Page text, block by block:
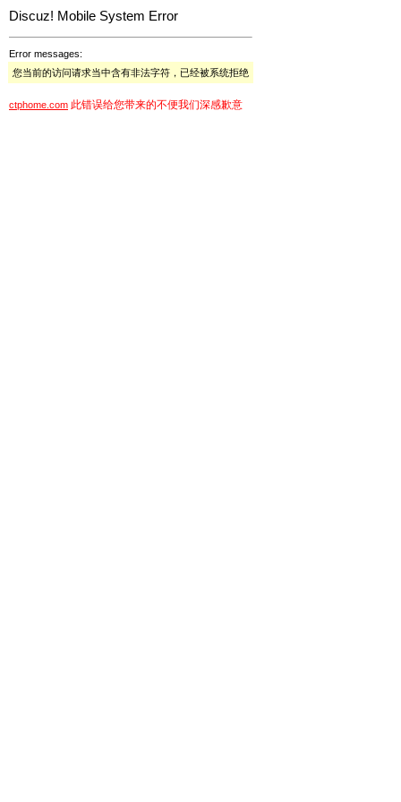
Discuz! Mobile System Error
Error messages:
您当前的访问请求当中含有非法字符，已经被系统拒绝
ctphome.com 此错误给您带来的不便我们深感歉意